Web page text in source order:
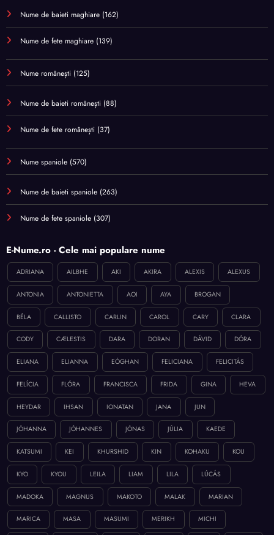
Nume de baieti maghiare (162)
Nume de fete maghiare (139)
Nume românești (125)
Nume de baieti românești (88)
Nume de fete românești (37)
Nume spaniole (570)
Nume de baieti spaniole (263)
Nume de fete spaniole (307)
E-Nume.ro - Cele mai populare nume
ADRIANA AILBHE AKI AKIRA ALEXIS ALEXUS
ANTONIA ANTONIETTA AOI AYA BROGAN
BÉLA CALLISTO CARLIN CAROL CARY CLARA
CODY CÆLESTIS DARA DORAN DÁVID DÓRA
ELIANA ELIANNA EÓGHAN FELICIANA FELICITÁS
FELÍCIA FLÓRA FRANCISCA FRIDA GINA HEVA
HEYDAR IHSAN IONATAN JANA JUN
JÓHANNA JÓHANNES JÓNAS JÚLIA KAEDE
KATSUMI KEI KHURSHID KIN KOHAKU KOU
KYO KYOU LEILA LIAM LILA LÚCÁS
MADOKA MAGNUS MAKOTO MALAK MARIAN
MARICA MASA MASUMI MERIKH MICHI